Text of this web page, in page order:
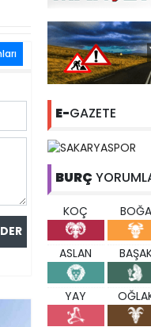
E-GAZETE
BURÇ
KOÇ BOĞA
ASLAN
YAY